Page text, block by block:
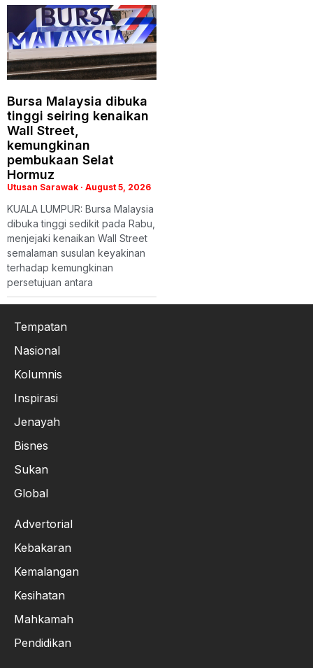
Bursa Malaysia dibuka
tinggi seiring kenaikan
Wall Street,
kemungkinan
pembukaan Selat
Hormuz
Utusan Sarawak August 5, 2026
KUALA LUMPUR: Bursa Malaysia
dibuka tinggi sedikit pada Rabu,
menjejaki kenaikan Wall Street
semalaman susulan keyakinan
terhadap kemungkinan
persetujuan antara
Tempatan
Nasional
Kolumnis
Inspirasi
Jenayah
Bisnes
Sukan
Global
Advertorial
Kebakaran
Kemalangan
Kesihatan
Mahkamah
Pendidikan